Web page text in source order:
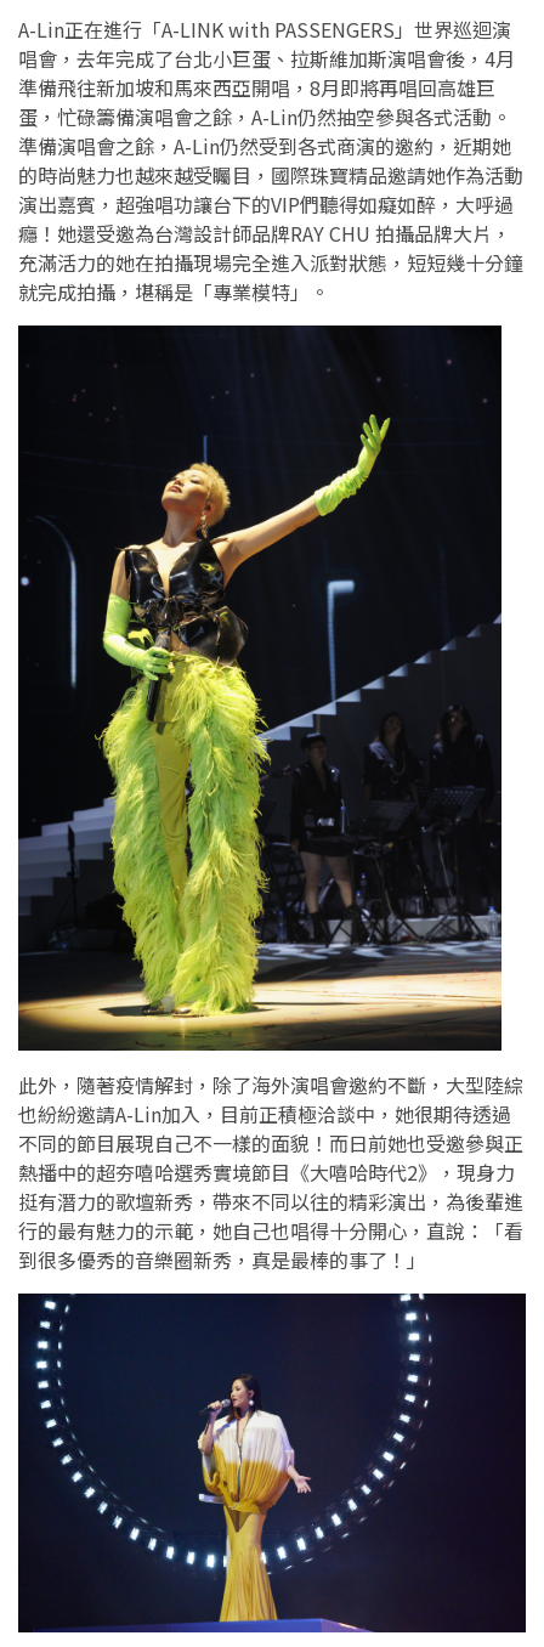
A-Lin正在進行「A-LINK with PASSENGERS」世界巡迴演
唱會，去年完成了台北小巨蛋、拉斯維加斯演唱會後，4月
準備飛往新加坡和馬來西亞開唱，8月即將再唱回高雄巨
蛋，忙碌籌備演唱會之餘，A-Lin仍然抽空參與各式活動。
準備演唱會之餘，A-Lin仍然受到各式商演的邀約，近期她
的時尚魅力也越來越受矚目，國際珠寶精品邀請她作為活動
演出嘉賓，超強唱功讓台下的VIP們聽得如癡如醉，大呼過
癮！她還受邀為台灣設計師品牌RAY CHU 拍攝品牌大片，
充滿活力的她在拍攝現場完全進入派對狀態，短短幾十分鐘
就完成拍攝，堪稱是「專業模特」。
此外，隨著疫情解封，除了海外演唱會邀約不斷，大型陸綜
也紛紛邀請A-Lin加入，目前正積極洽談中，她很期待透過
不同的節目展現自己不一樣的面貌！而日前她也受邀參與正
熱播中的超夯嘻哈選秀實境節目《大嘻哈時代2》，現身力
挺有潛力的歌壇新秀，帶來不同以往的精彩演出，為後輩進
行的最有魅力的示範，她自己也唱得十分開心，直說：「看
到很多優秀的音樂圈新秀，真是最棒的事了！」